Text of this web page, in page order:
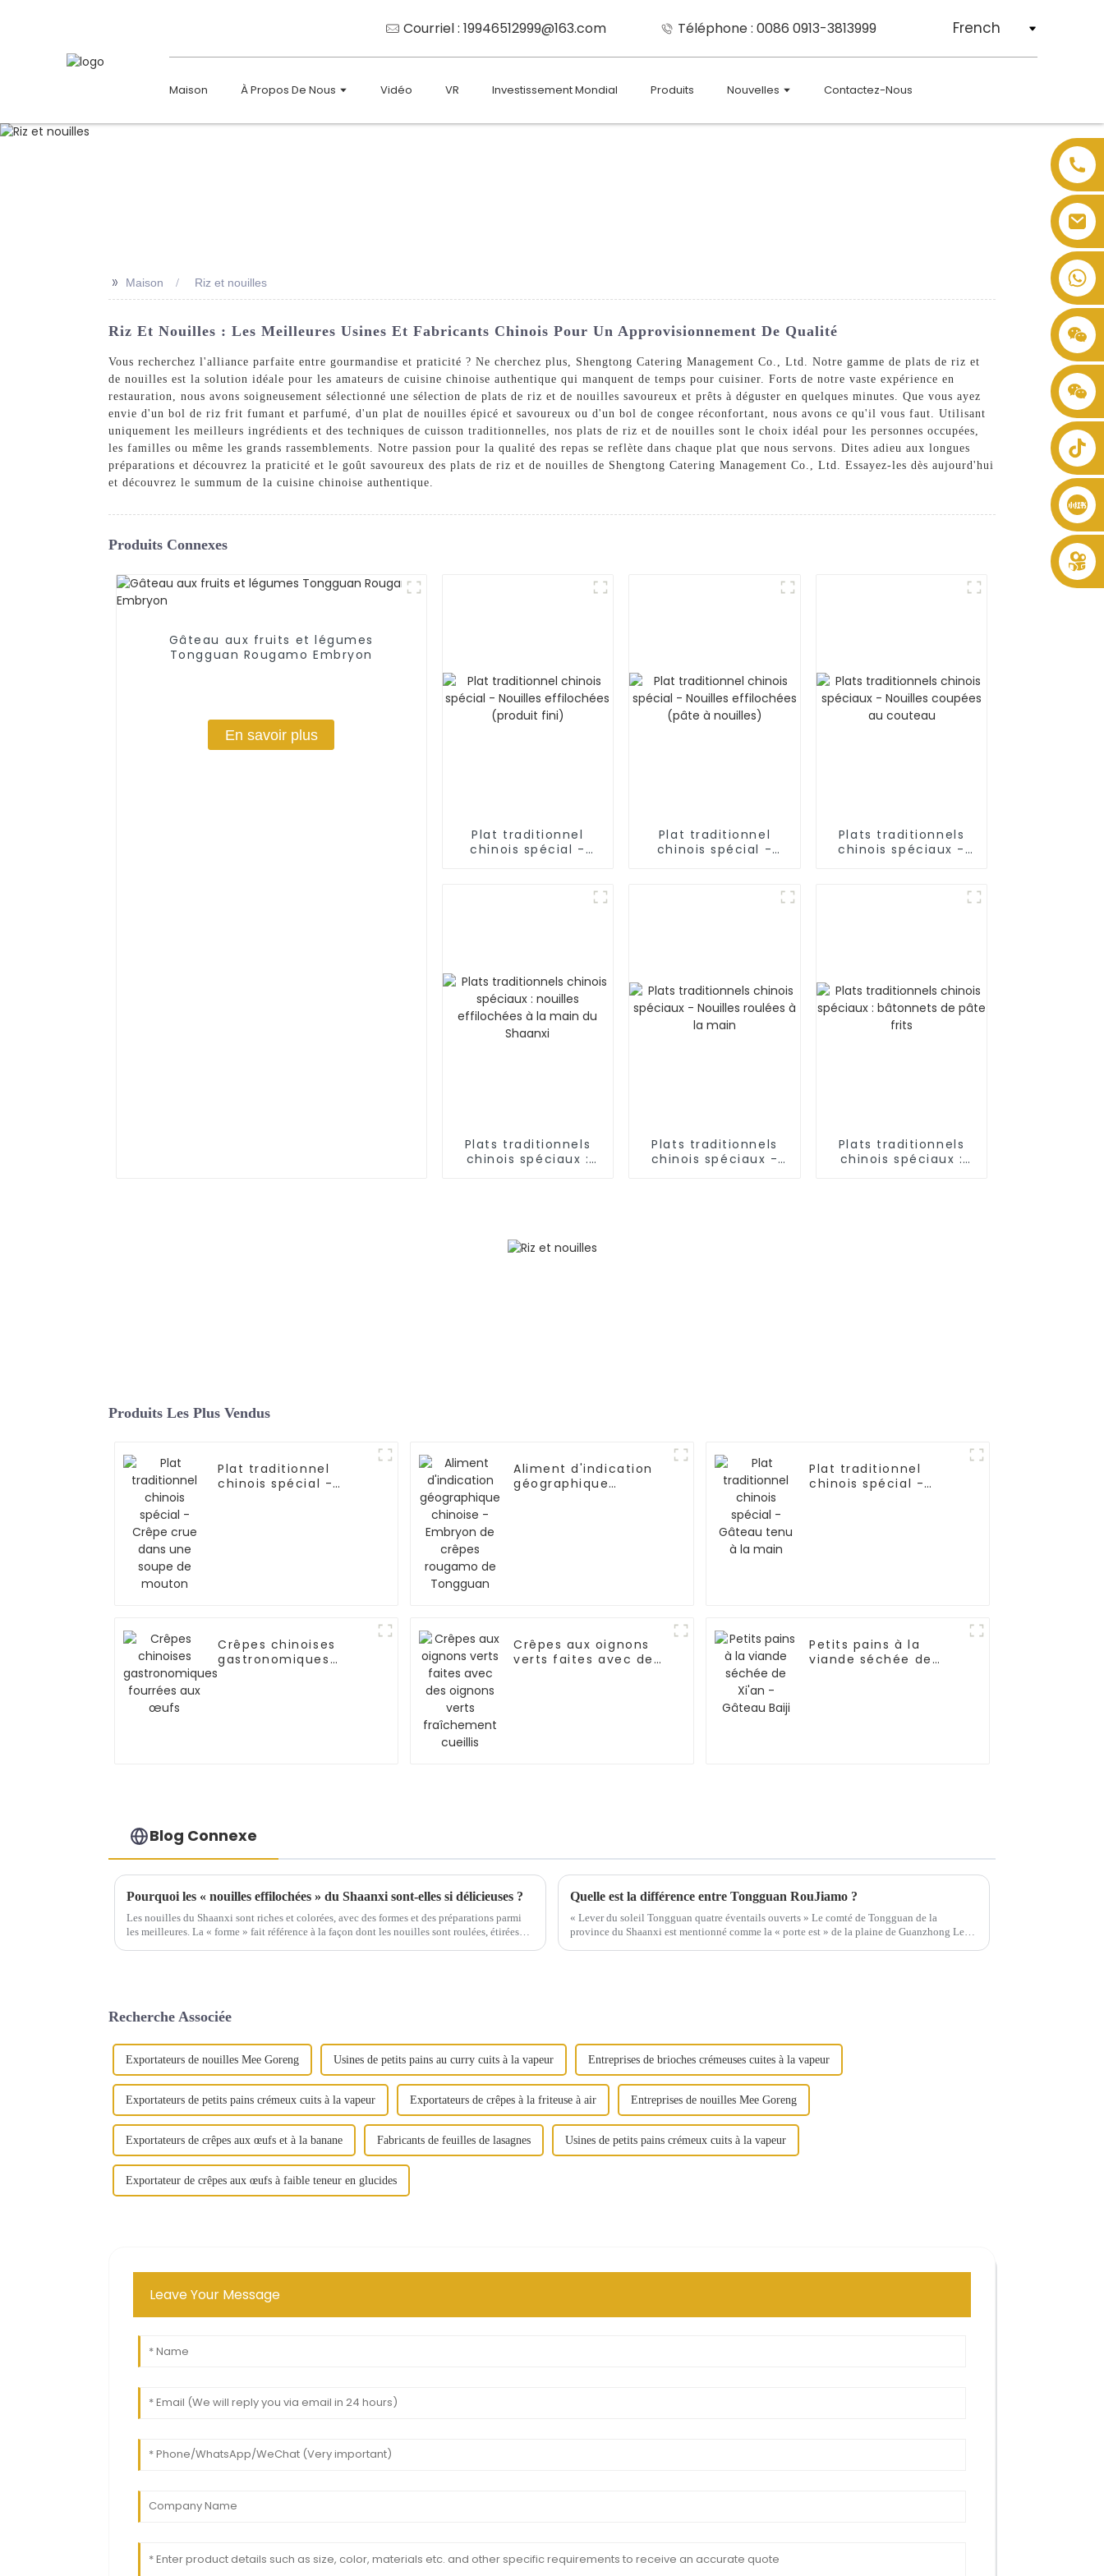
Courriel : 19946512999@163.com Téléphone : 0086 0913-3813999 French
Maison À Propos De Nous Vidéo VR Investissement Mondial Produits Nouvelles Contactez-Nous
+86 8619946512999
>> Maison Riz et nouilles
Riz Et Nouilles : Les Meilleures Usines Et Fabricants Chinois Pour Un Approvisionnement De Qualité
Vous recherchez l'alliance parfaite entre gourmandise et praticité ? Ne cherchez plus, Shengtong Catering Management Co., Ltd. Notre gamme de plats de riz et
de nouilles est la solution idéale pour les amateurs de cuisine chinoise authentique qui manquent de temps pour cuisiner. Forts de notre vaste expérience en
restauration, nous avons soigneusement sélectionné une sélection de plats de riz et de nouilles savoureux et prêts à déguster en quelques minutes. Que vous ayez
envie d'un bol de riz frit fumant et parfumé, d'un plat de nouilles épicé et savoureux ou d'un bol de congee réconfortant, nous avons ce qu'il vous faut. Utilisant
uniquement les meilleurs ingrédients et des techniques de cuisson traditionnelles, nos plats de riz et de nouilles sont le choix idéal pour les personnes occupées,
les familles ou même les grands rassemblements. Notre passion pour la qualité des repas se reflète dans chaque plat que nous servons. Dites adieu aux longues
préparations et découvrez la praticité et le goût savoureux des plats de riz et de nouilles de Shengtong Catering Management Co., Ltd. Essayez-les dès aujourd'hui
et découvrez le summum de la cuisine chinoise authentique.
Produits Connexes
Gâteau aux fruits et légumes
Tongguan Rougamo Embryon
En savoir plus
Plat traditionnel
chinois spécial -
Plat traditionnel
chinois spécial -
Plats traditionnels
chinois spéciaux -
Plats traditionnels
chinois spéciaux :
Plats traditionnels
chinois spéciaux -
Plats traditionnels
chinois spéciaux :
Produits Les Plus Vendus
Plat traditionnel
chinois spécial -
Aliment d'indication
géographique
Plat traditionnel
chinois spécial -
Crêpes chinoises
gastronomiques
Crêpes aux oignons
verts faites avec des
Petits pains à la
viande séchée de
Blog Connexe
Pourquoi les « nouilles effilochées » du Shaanxi sont-elles si délicieuses ?
Les nouilles du Shaanxi sont riches et colorées, avec des formes et des préparations parmi
les meilleures. La « forme » fait référence à la façon dont les nouilles sont roulées, étirées…
Quelle est la différence entre Tongguan RouJiamo ?
« Lever du soleil Tongguan quatre éventails ouverts » Le comté de Tongguan de la
province du Shaanxi est mentionné comme la « porte est » de la plaine de Guanzhong Les
Recherche Associée
Exportateurs de nouilles Mee Goreng Usines de petits pains au curry cuits à la vapeur Entreprises de brioches crémeuses cuites à la vapeur
Exportateurs de petits pains crémeux cuits à la vapeur Exportateurs de crêpes à la friteuse à air Entreprises de nouilles Mee Goreng
Exportateurs de crêpes aux œufs et à la banane Fabricants de feuilles de lasagnes Usines de petits pains crémeux cuits à la vapeur
Exportateur de crêpes aux œufs à faible teneur en glucides
Leave Your Message